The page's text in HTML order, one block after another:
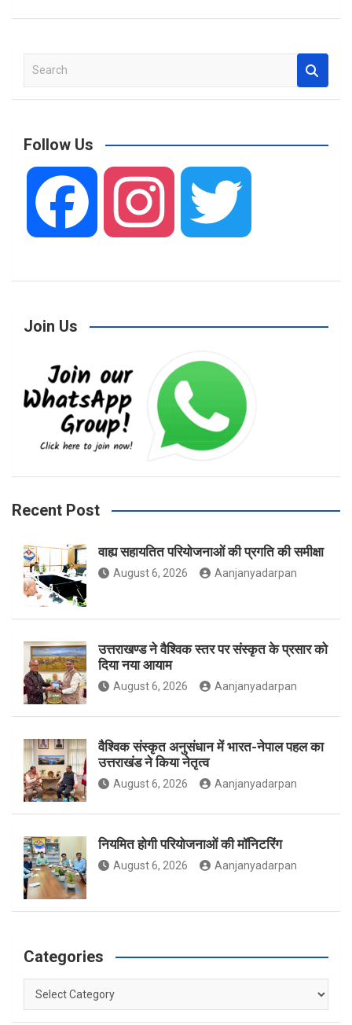
a
c
Follow Us
o
k
g
m
e
Join Us
Recent Post
वाह्य सहायतित परियोजनाओं की प्रगति की समीक्षा
August 6, 2026 Aanjanyadarpan
उत्तराखण्ड ने वैश्विक स्तर पर संस्कृत के प्रसार को
दिया नया आयाम
August 6, 2026 Aanjanyadarpan
वैश्विक संस्कृत अनुसंधान में भारत-नेपाल पहल का
उत्तराखंड ने किया नेतृत्व
August 6, 2026 Aanjanyadarpan
नियमित होगी परियोजनाओं की मॉनिटरिंग
August 6, 2026 Aanjanyadarpan
Categories
Categories